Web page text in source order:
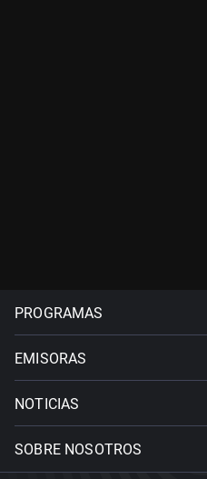
PROGRAMAS
EMISORAS
NOTICIAS
SOBRE NOSOTROS